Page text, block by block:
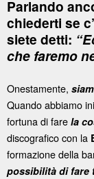
Parlando
chiederti se
siete detti:
che faremo
Onestamente,
Quando abbiamo
fortuna di fare la
discografico con la
formazione della
possibilità di fare